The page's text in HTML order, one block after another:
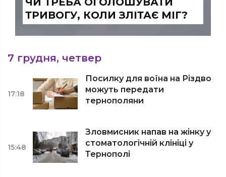
ТРИВОГУ, КОЛИ ЗЛІТАЄ МІГ?
7 грудня, четвер
17:18
Посилку для воїна на Різдво
можуть передати
тернополяни
15:48
Зловмисник напав на жінку у
стоматологічній клініці у
Тернополі